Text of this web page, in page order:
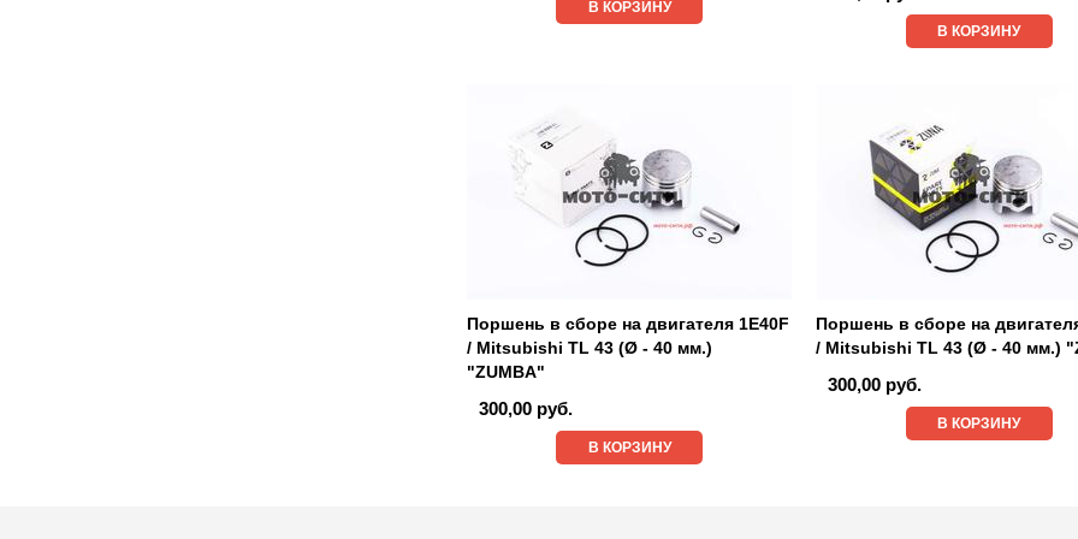
В КОРЗИНУ
В КОРЗИНУ
Поршень в сборе на двигателя 1E40F
/ Mitsubishi TL 43 (Ø - 40 мм.)
"ZUMBA"
300,00 руб.
В КОРЗИНУ
Поршень в сборе на
/ Mitsubishi TL 43 (Ø - 40 мм.)
300,00 руб.
В КОРЗИНУ